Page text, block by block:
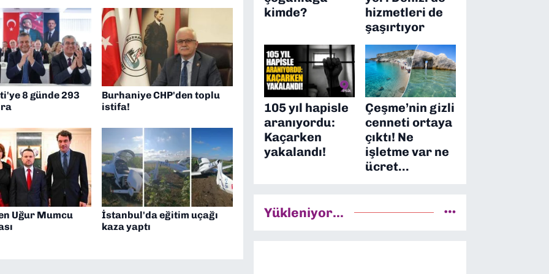
8 günde 293
Burhaniye CHP'den toplu
istifa!
Uğur Mumcu
İstanbul'da eğitim uçağı
kaza yaptı
kimde?
hizmetleri de
şaşırtıyor
105 yıl hapisle
aranıyordu:
Kaçarken
yakalandı!
Çeşme’nin gizli
cenneti ortaya
çıktı! Ne
işletme var ne
ücret…
Yükleniyor...